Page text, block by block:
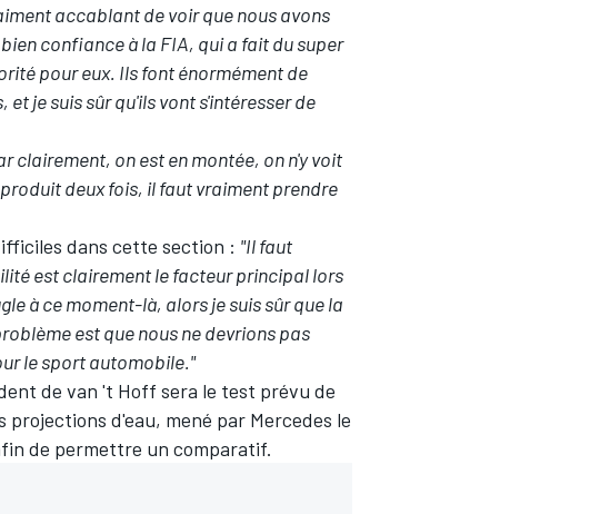
accablant de voir que nous avons
confiance à la FIA, qui a fait du super
pour eux. Ils font énormément de
je suis sûr qu'ils vont s'intéresser de
clairement, on est en montée, on n'y voit
deux fois, il faut vraiment prendre
dans cette section : "Il faut
est clairement le facteur principal lors
à ce moment-là, alors je suis sûr que la
est que nous ne devrions pas
le sport automobile."
de van 't Hoff sera le test prévu de
projections d'eau, mené par Mercedes le
de permettre un comparatif.